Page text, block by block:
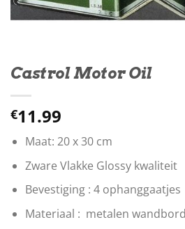
Castrol Motor Oil
€11.99
Maat: 20 x 30 cm
Zware Vlakke Glossy kwaliteit
Bevestiging : 4 ophanggaatjes
Materiaal : metalen wandbord